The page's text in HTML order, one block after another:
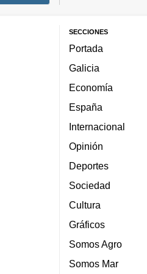
SECCIONES
Portada
Galicia
Economía
España
Internacional
Opinión
Deportes
Sociedad
Cultura
Gráficos
Somos Agro
Somos Mar